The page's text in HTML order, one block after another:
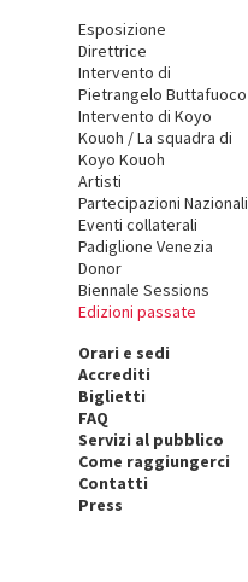
Esposizione
Direttrice
Intervento di
Pietrangelo Buttafuoco
Intervento di Koyo
Kouoh / La squadra di
Koyo Kouoh
Artisti
Partecipazioni Nazionali
Eventi collaterali
Padiglione Venezia
Donor
Biennale Sessions
Edizioni passate
Orari e sedi
Accrediti
Biglietti
FAQ
Servizi al pubblico
Come raggiungerci
Contatti
Press